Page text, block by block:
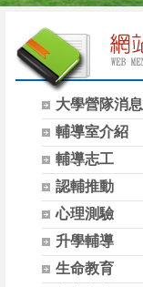
大學營隊消息
輔導室介紹
輔導志工
認輔推動
心理測驗
升學輔導
生命教育